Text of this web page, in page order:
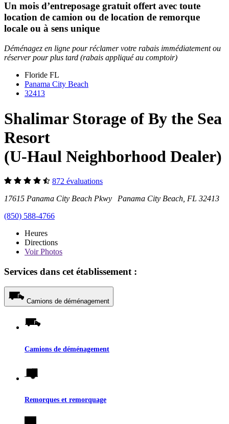
Un mois d’entreposage gratuit offert avec toute
location de camion ou de location de remorque
locale ou à sens unique
Déménagez en ligne pour réclamer votre rabais immédiatement ou
réserver pour plus tard (rabais appliqué au comptoir)
Floride FL
Panama City Beach
32413
Shalimar Storage of By the Sea
Resort
(U-Haul Neighborhood Dealer)
872 évaluations
17615 Panama City Beach Pkwy Panama City Beach, FL 32413
(850) 588-4766
Heures
Directions
VoirPhotos
Services dans cet établissement :
Camions de déménagement
Camions de déménagement
Remorques et remorquage